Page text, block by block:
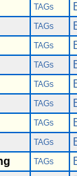
TAGs
TAGs
TAGs
TAGs
TAGs
TAGs
TAGs
TAGs
TAGs